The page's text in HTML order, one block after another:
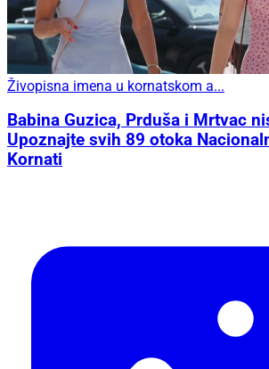
Živopisna imena u kornatskom a...
Babina Guzica, Prduša i Mrtvac
Upoznajte svih 89 otoka
Kornati